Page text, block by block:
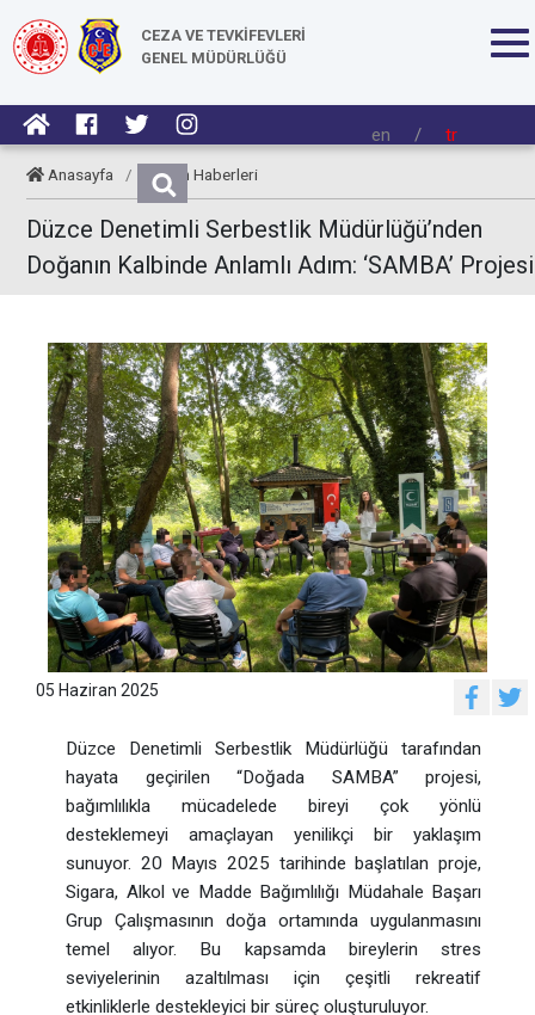
CEZA VE TEVKİFEVLERİ
GENEL MÜDÜRLÜĞÜ
en / tr
Anasayfa / Kurum Haberleri
Düzce Denetimli Serbestlik Müdürlüğü’nden
Doğanın Kalbinde Anlamlı Adım: ‘SAMBA’ Projesi
05 Haziran 2025
Düzce Denetimli Serbestlik Müdürlüğü tarafından
hayata geçirilen “Doğada SAMBA” projesi,
bağımlılıkla mücadelede bireyi çok yönlü
desteklemeyi amaçlayan yenilikçi bir yaklaşım
sunuyor. 20 Mayıs 2025 tarihinde başlatılan proje,
Sigara, Alkol ve Madde Bağımlılığı Müdahale Başarı
Grup Çalışmasının doğa ortamında uygulanmasını
temel alıyor. Bu kapsamda bireylerin stres
seviyelerinin azaltılması için çeşitli rekreatif
etkinliklerle destekleyici bir süreç oluşturuluyor.